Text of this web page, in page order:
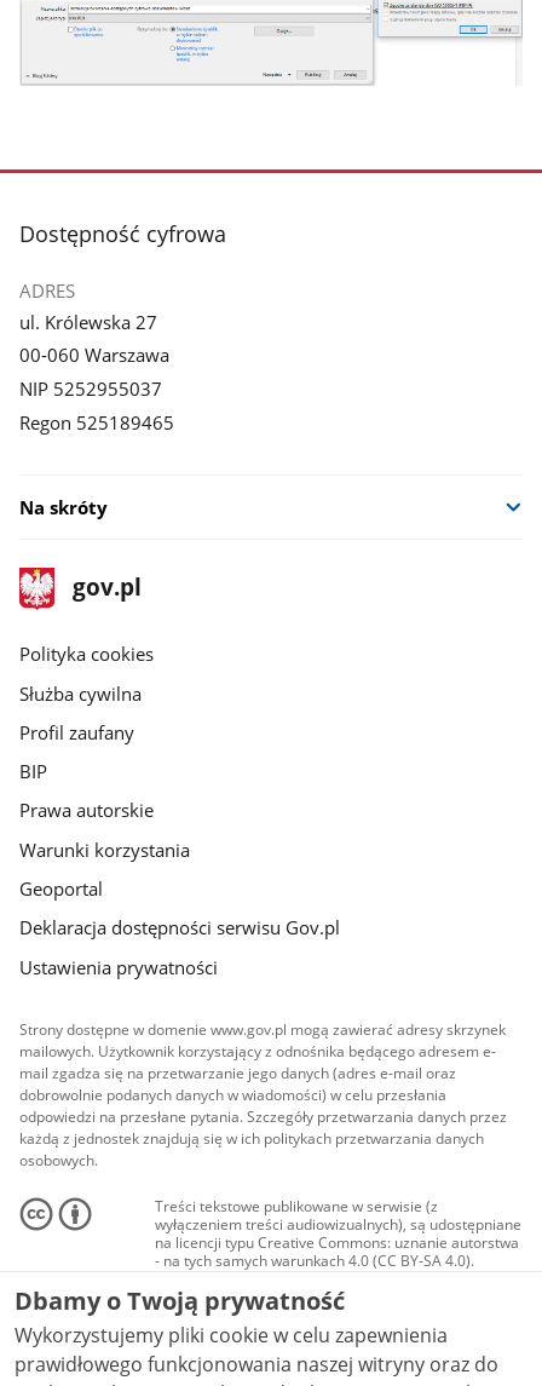
stopka
Dostępność cyfrowa
ADRES
ul. Królewska 27
00-060 Warszawa
NIP 5252955037
Regon 525189465
Na skróty
stopka
gov.pl
Strona
gov.pl
gov.pl
Polityka cookies
Służba cywilna
Profil zaufany
BIP
Prawa autorskie
Warunki korzystania
Geoportal
Deklaracja dostępności serwisu Gov.pl
Ustawienia prywatności
Strony dostępne w domenie www.gov.pl mogą zawierać adresy skrzynek
mailowych. Użytkownik korzystający z odnośnika będącego adresem e-
mail zgadza się na przetwarzanie jego danych (adres e-mail oraz
dobrowolnie podanych danych w wiadomości) w celu przesłania
odpowiedzi na przesłane pytania. Szczegóły przetwarzania danych przez
każdą z jednostek znajdują się w ich politykach przetwarzania danych
osobowych.
Treści tekstowe publikowane w serwisie (z
wyłączeniem treści audiowizualnych), są udostępniane
na licencji typu Creative Commons: uznanie autorstwa
- na tych samych warunkach 4.0 (CC BY-SA 4.0).
Materiały audiowizualne, w tym zdjęcia, materiały
audio i wideo, są udostępniane na licencji typu
Creative Commons: uznanie autorstwa użycie
niekomercyjne - bez utworów zależnych 4.0 (CC BY-
NC-ND 4.0), o ile nie jest to stwierdzone inaczej.
Dbamy o Twoją prywatność
Wykorzystujemy pliki cookie w celu zapewnienia
prawidłowego funkcjonowania naszej witryny oraz do